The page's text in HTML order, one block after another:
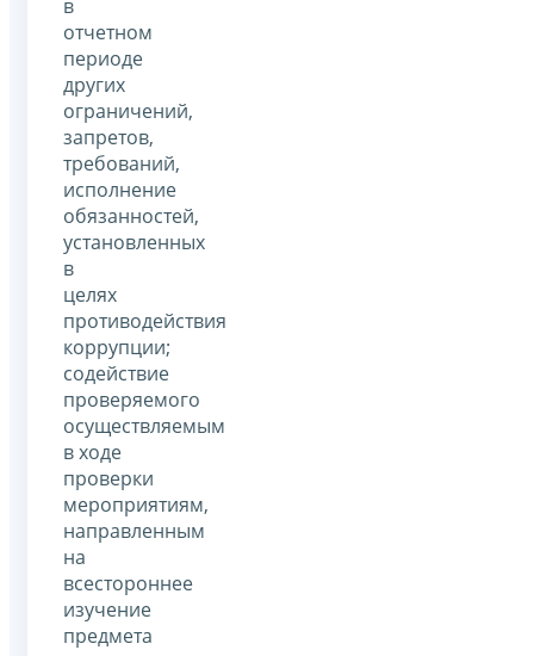
в
отчетном
периоде
других
ограничений,
запретов,
требований,
исполнение
обязанностей,
установленных
в
целях
противодействия
коррупции;
содействие
проверяемого
осуществляемым
в ходе
проверки
мероприятиям,
направленным
на
всестороннее
изучение
предмета